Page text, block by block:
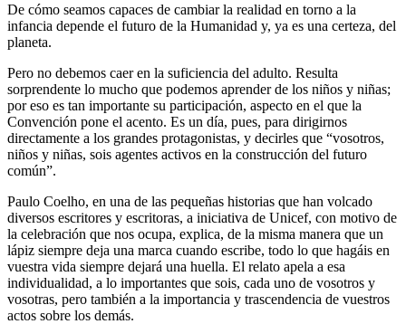
De cómo seamos capaces de cambiar la realidad en torno a la
infancia depende el futuro de la Humanidad y, ya es una certeza, del
planeta.
Pero no debemos caer en la suficiencia del adulto. Resulta
sorprendente lo mucho que podemos aprender de los niños y niñas;
por eso es tan importante su participación, aspecto en el que la
Convención pone el acento. Es un día, pues, para dirigirnos
directamente a los grandes protagonistas, y decirles que “vosotros,
niños y niñas, sois agentes activos en la construcción del futuro
común”.
Paulo Coelho, en una de las pequeñas historias que han volcado
diversos escritores y escritoras, a iniciativa de Unicef, con motivo de
la celebración que nos ocupa, explica, de la misma manera que un
lápiz siempre deja una marca cuando escribe, todo lo que hagáis en
vuestra vida siempre dejará una huella. El relato apela a esa
individualidad, a lo importantes que sois, cada uno de vosotros y
vosotras, pero también a la importancia y trascendencia de vuestros
actos sobre los demás.